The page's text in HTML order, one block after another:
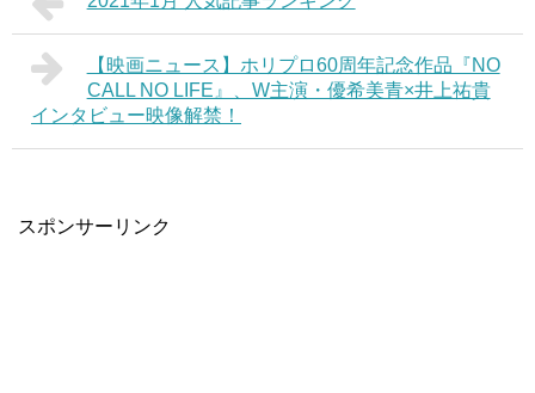
【映画ニュース】ホリプロ60周年記念作品『NO
CALL NO LIFE』、W主演・優希美青×井上祐貴
インタビュー映像解禁！
スポンサーリンク